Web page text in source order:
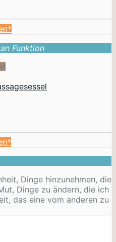
Funktion
Dinge hinzunehmen, die
Dinge zu ändern, die ich
das eine vom anderen zu